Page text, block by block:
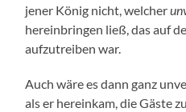
jener König nicht, welcher
hereinbringen ließ, das auf
aufzutreiben war.
Auch wäre es dann ganz
als er hereinkam, die Gäste